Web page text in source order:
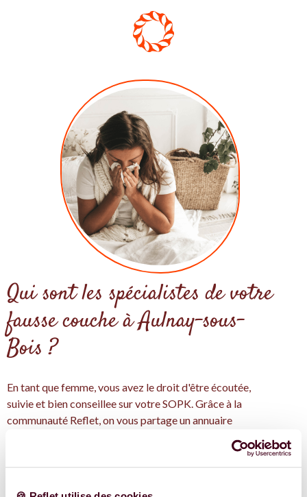
Qui sont les spécialistes de votre
fausse couche à Aulnay-sous-
Bois ?
En tant que femme, vous avez le droit d'être écoutée,
suivie et bien conseillee sur votre SOPK. Grâce à la
communauté Reflet, on vous partage un annuaire
participatif des spécialistes en santé et qui peuvent vous
aider avec votre fausse couche à Aulnay-sous-Bois.
On pense qu'un bon accompagnement, avec les bonnes